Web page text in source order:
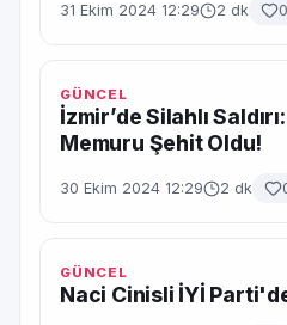
31 Ekim 2024 12:29 2 dk 0
GÜNCEL
İzmir’de Silahlı
Memuru Şehit Oldu!
30 Ekim 2024 12:29 2 dk
GÜNCEL
Naci Cinisli İYİ